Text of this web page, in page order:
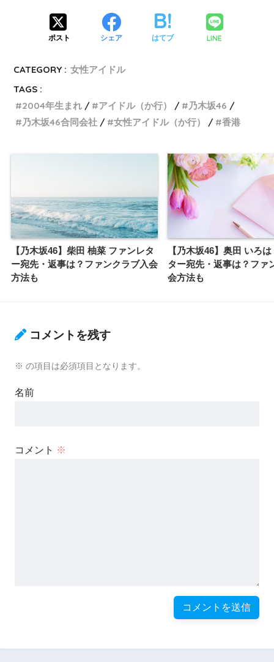
ポスト シェア はてブ LINE
CATEGORY : 女性アイドル
TAGS :
2004年生まれ
アイドル（か行）
乃木坂46
乃木坂46合同会社
女性アイドル（か行） 香港
【乃木坂46】柴田 柚菜 ファンレタ
ー宛先・返事は？ファンクラブ入会
方法も
【乃木坂46】奥田 いろ
ター宛先・返事は？ファ
会方法も
コメントを残す
※ の項目は必須項目となります。
名前
コメント ※